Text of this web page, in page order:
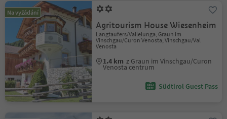
Na vyžádání
Agritourism House Wiesenheim
Langtaufers/Vallelunga, Graun im
Vinschgau/Curon Venosta, Vinschgau/Val
Venosta
1.4 km z Graun im Vinschgau/Curon
Venosta centrum
Südtirol Guest Pass